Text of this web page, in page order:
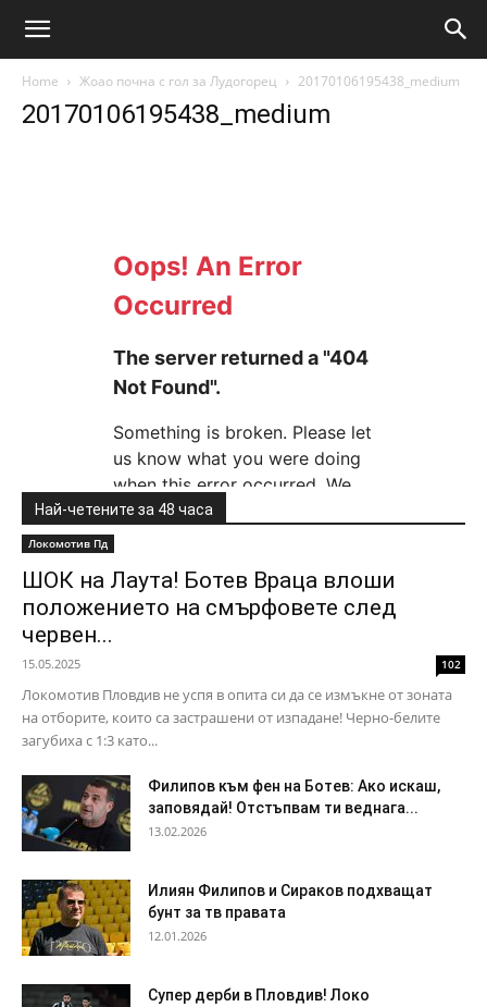
Home Жоао почна с гол за Лудогорец 20170106195438_medium
20170106195438_medium
Най-четените за 48 часа
Локомотив Пд
ШОК на Лаута! Ботев Враца влоши
положението на смърфовете след
червен...
15.05.2025 102
Локомотив Пловдив не успя в опита си да се измъкне от зоната
на отборите, които са застрашени от изпадане! Черно-белите
загубиха с 1:3 като...
Филипов към фен на Ботев: Ако искаш,
заповядай! Отстъпвам ти веднага...
13.02.2026
Илиян Филипов и Сираков подхващат
бунт за тв правата
12.01.2026
Супер дерби в Пловдив! Локо